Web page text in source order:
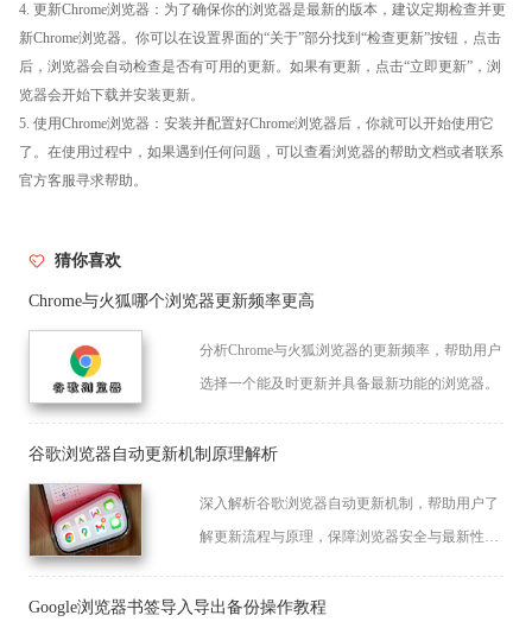
4. 更新Chrome浏览器：为了确保你的浏览器是最新的版本，建议定期检查并更
新Chrome浏览器。你可以在设置界面的“关于”部分找到“检查更新”按钮，点击
后，浏览器会自动检查是否有可用的更新。如果有更新，点击“立即更新”，浏
览器会开始下载并安装更新。
5. 使用Chrome浏览器：安装并配置好Chrome浏览器后，你就可以开始使用它
了。在使用过程中，如果遇到任何问题，可以查看浏览器的帮助文档或者联系
官方客服寻求帮助。
猜你喜欢
Chrome与火狐哪个浏览器更新频率更高
分析Chrome与火狐浏览器的更新频率，帮助用户
选择一个能及时更新并具备最新功能的浏览器。
谷歌浏览器自动更新机制原理解析
深入解析谷歌浏览器自动更新机制，帮助用户了
解更新流程与原理，保障浏览器安全与最新性
Google浏览器书签导入导出备份操作教程